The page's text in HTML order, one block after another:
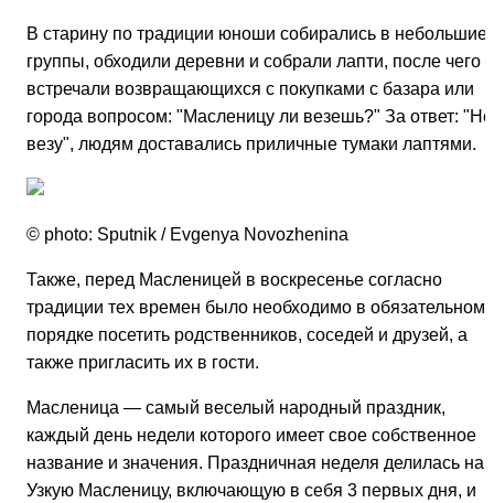
В старину по традиции юноши собирались в небольшие
группы, обходили деревни и собрали лапти, после чего
встречали возвращающихся с покупками с базара или
города вопросом: "Масленицу ли везешь?" За ответ: "Не
везу", людям доставались приличные тумаки лаптями.
© photo: Sputnik / Evgenya Novozhenina
Также, перед Масленицей в воскресенье согласно
традиции тех времен было необходимо в обязательном
порядке посетить родственников, соседей и друзей, а
также пригласить их в гости.
Масленица — самый веселый народный праздник,
каждый день недели которого имеет свое собственное
название и значения. Праздничная неделя делилась на
Узкую Масленицу, включающую в себя 3 первых дня, и